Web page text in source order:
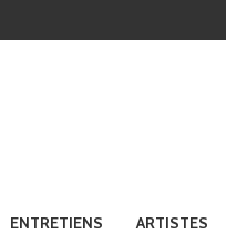
ENTRETIENS ARTISTES